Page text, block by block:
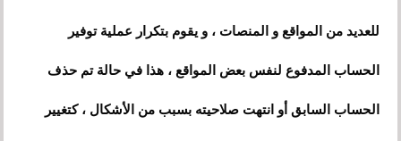
للعديد من المواقع و المنصات،و يقوم بتكرار عملية توفير
الحساب المدفوع لنفس بعض المواقع ، هذا في حالة تم حذف
الحساب السابق أو انتهت صلاحيته بسبب من الأشكال،كتغيير